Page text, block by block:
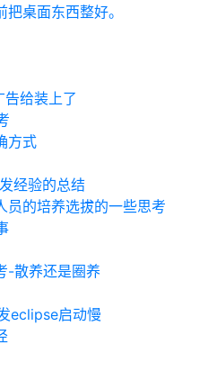
桌面东西整好。
给装上了
方式
经验的总结
员的培养选拔的一些思考
-散养还是圈养
eclipse启动慢